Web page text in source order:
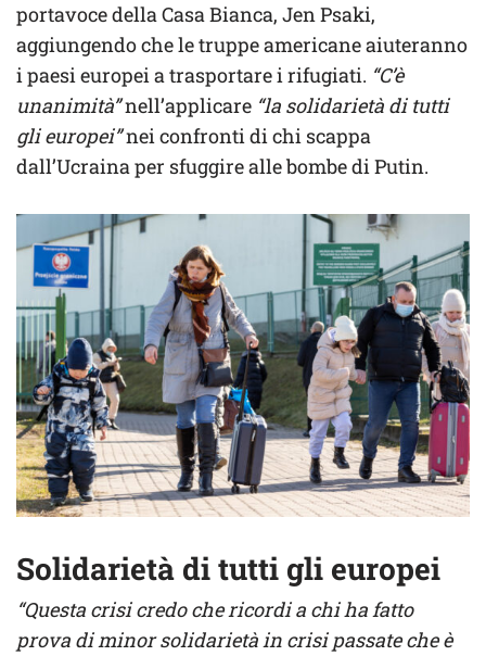
portavoce della Casa Bianca, Jen Psaki,
aggiungendo che le truppe americane aiuteranno
i paesi europei a trasportare i rifugiati. “C’è
unanimità”nell’applicare “la solidarietà di tutti
gli europei”nei confronti di chi scappa
dall’Ucraina per sfuggire alle bombe di Putin.
Solidarietà di tutti gli europei
“Questa crisi credo che ricordi a chi ha fatto
prova di minor solidarietà in crisi passate che è